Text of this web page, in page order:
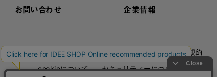
お問い合わせ 企業情報
プライバシーポリシー 外部送信ポリシー
ご利用規約
cookieについて
セキュリティーについて